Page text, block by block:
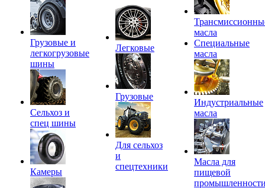
Грузовые и
легкогрузовые
шины
Сельхоз и
спец шины
Камеры
Легковые
Грузовые
Для сельхоз
и
спецтехники
масла
Специальные
масла
Индустриальные
масла
Масла для
пищевой